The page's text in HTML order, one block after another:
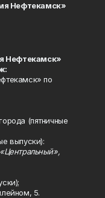
Нефтекамск»
Нефтекамск»
по
(пятничные
выпуски):
5.